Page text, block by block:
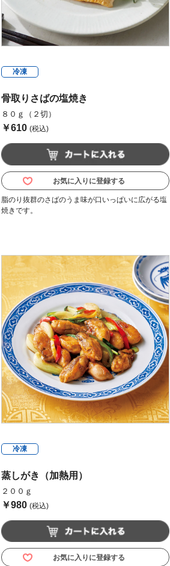
冷凍
骨取りさばの塩焼き
８０ｇ（２切）
￥610 (税込)
お気に入りに登録する
脂のり抜群のさばのうま味が口いっぱいに広がる塩
焼きです。
冷凍
蒸しがき（加熱用）
２００ｇ
￥980 (税込)
お気に入りに登録する